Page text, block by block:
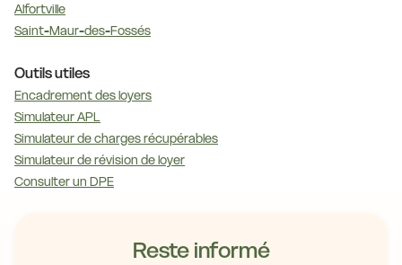
Alfortville
Saint-Maur-des-Fossés
Outils utiles
Encadrement des loyers
Simulateur APL
Simulateur de charges récupérables
Simulateur de révision de loyer
Consulter un DPE
Reste informé